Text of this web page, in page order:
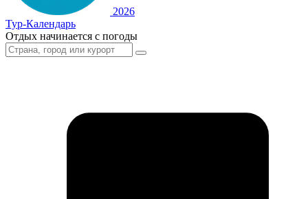
2026
Тур-Календарь
Отдых начинается с погоды